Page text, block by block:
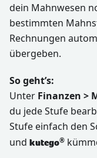
dein Mahnwesen
bestimmten
Rechnungen
übergeben.
So geht’s:
Unter Finanzen >
du jede Stufe
Stufe einfach den
und kutego®